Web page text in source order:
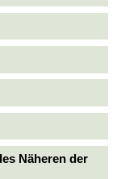
Näheren der